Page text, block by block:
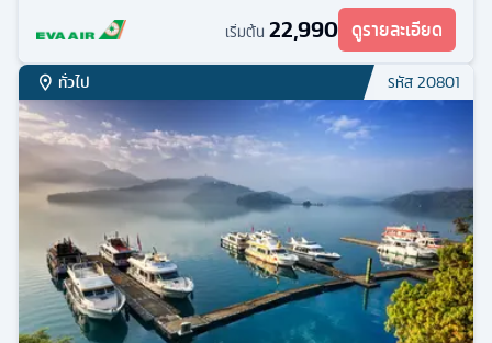
เริ่มต้น 22,990 ดูรายละเอียด
ทั่วไป รหัส20801